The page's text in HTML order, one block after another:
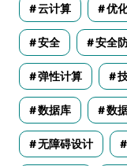
云计算 优
安全 安全
弹性计算
数据库 数
无障碍设计